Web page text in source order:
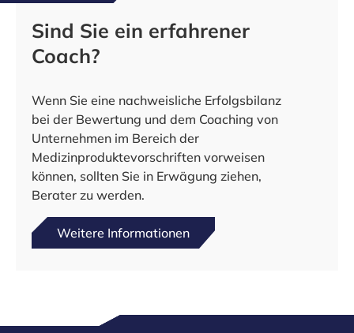
Sind Sie ein erfahrener
Coach?
Wenn Sie eine nachweisliche Erfolgsbilanz
bei der Bewertung und dem Coaching von
Unternehmen im Bereich der
Medizinproduktevorschriften vorweisen
können, sollten Sie in Erwägung ziehen,
Berater zu werden.
Weitere Informationen